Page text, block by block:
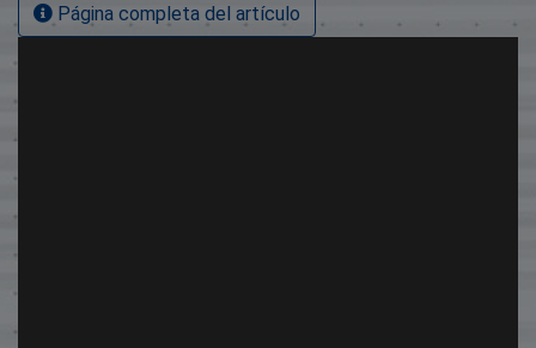
Página completa del artículo